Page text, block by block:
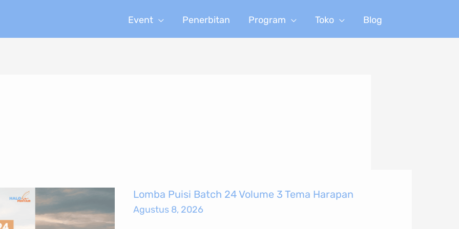
Event Penerbitan Program Toko Blog
Lomba Puisi Batch 24 Volume 3 Tema Harapan
Agustus 8, 2026
Lomba
Puisi
Batch